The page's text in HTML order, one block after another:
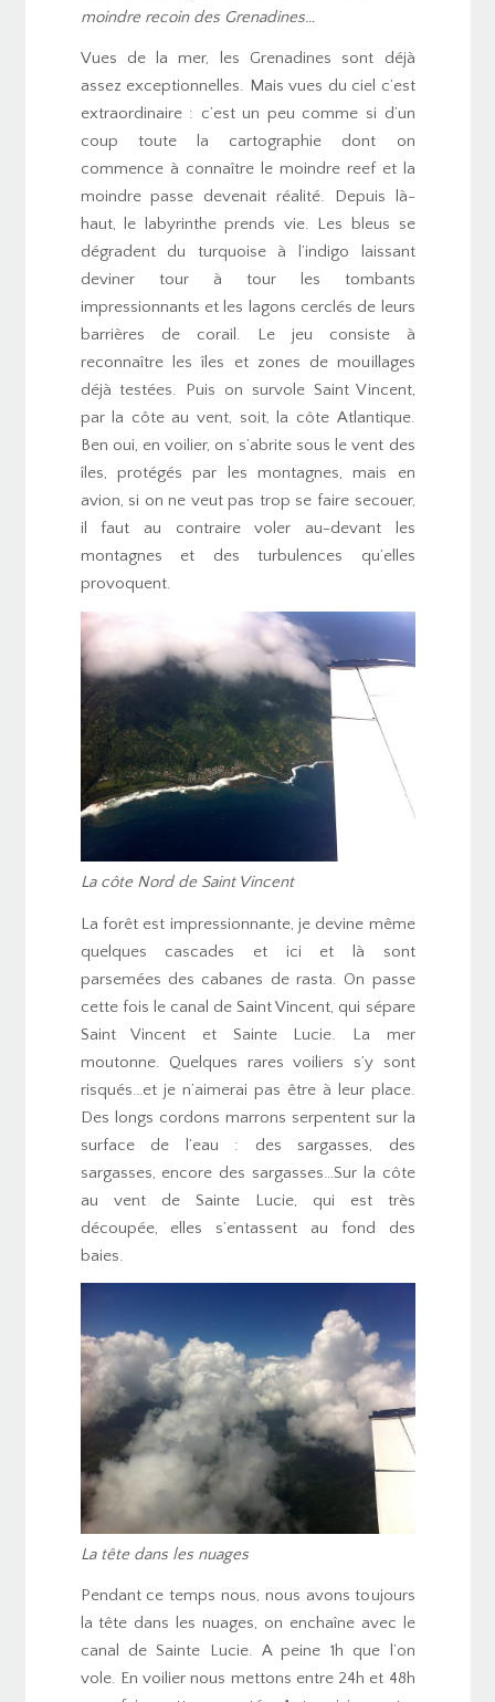
moindre recoin des Grenadines…
Vues de la mer, les Grenadines sont déjà
assez exceptionnelles. Mais vues du ciel c’est
extraordinaire : c’est un peu comme si d’un
coup toute la cartographie dont on
commence à connaître le moindre reef et la
moindre passe devenait réalité. Depuis là-
haut, le labyrinthe prends vie. Les bleus se
dégradent du turquoise à l’indigo laissant
deviner tour à tour les tombants
impressionnants et les lagons cerclés de leurs
barrières de corail. Le jeu consiste à
reconnaître les îles et zones de mouillages
déjà testées. Puis on survole Saint Vincent,
par la côte au vent, soit, la côte Atlantique.
Ben oui, en voilier, on s’abrite sous le vent des
îles, protégés par les montagnes, mais en
avion, si on ne veut pas trop se faire secouer,
il faut au contraire voler au-devant les
montagnes et des turbulences qu’elles
provoquent.
La côte Nord de Saint Vincent
La forêt est impressionnante, je devine même
quelques cascades et ici et là sont
parsemées des cabanes de rasta. On passe
cette fois le canal de Saint Vincent, qui sépare
Saint Vincent et Sainte Lucie. La mer
moutonne. Quelques rares voiliers s’y sont
risqués…et je n’aimerai pas être à leur place.
Des longs cordons marrons serpentent sur la
surface de l’eau : des sargasses, des
sargasses, encore des sargasses…Sur la côte
au vent de Sainte Lucie, qui est très
découpée, elles s’entassent au fond des
baies.
La tête dans les nuages
Pendant ce temps nous, nous avons toujours
la tête dans les nuages, on enchaîne avec le
canal de Sainte Lucie. A peine 1h que l’on
vole. En voilier nous mettons entre 24h et 48h